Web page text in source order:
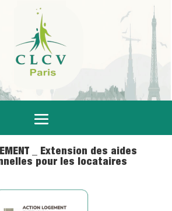
_ Extension des aides
pour les locataires